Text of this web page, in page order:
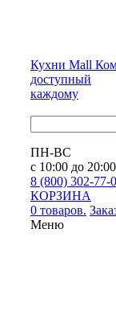
Кухни Mall
доступный
каждому
ПН-ВС
с 10:00 до 20:00
8 (800) 302-77-
КОРЗИНА
0 товаров.
Меню